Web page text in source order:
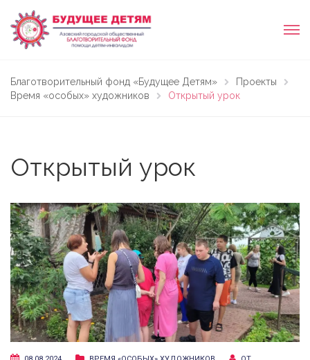
Благотворительный фонд «Будущее Детям»
Проекты
Время «особых» художников
Открытый урок
Открытый урок